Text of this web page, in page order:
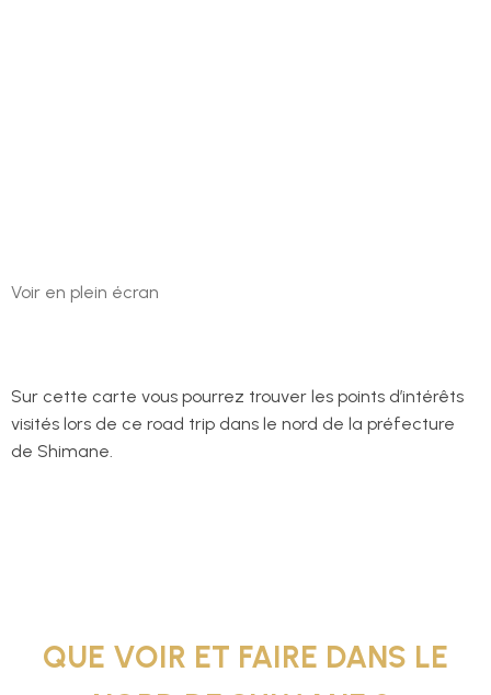
Voir en plein écran
Sur cette carte vous pourrez trouver les points d’intérêts
visités lors de ce road trip dans le nord de la préfecture
de Shimane.
QUE VOIR ET FAIRE DANS LE